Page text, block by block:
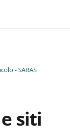
SWITCHER:
- SARAS
siti